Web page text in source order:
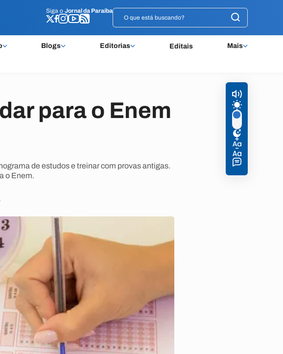
Siga o Jornal da Paraíba
Blogs Editorias Editais Mais
Siga o Jornal da Paraíba
para o Enem
de estudos e treinar com provas antigas.
o Enem.